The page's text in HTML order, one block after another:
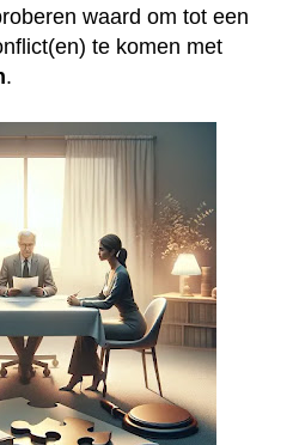
waard om tot een
te komen met
.